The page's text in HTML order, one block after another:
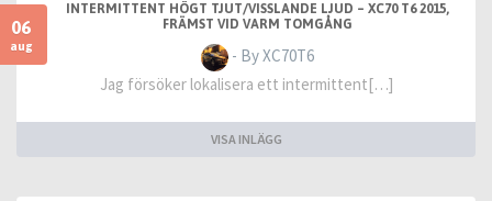
06
aug
INTERMITTENT HÖGT TJUT/VISSLANDE LJUD – XC70 T6 2015,
FRÄMST VID VARM TOMGÅNG
- By XC70T6
Jag försöker lokalisera ett intermittent[…]
VISA INLÄGG